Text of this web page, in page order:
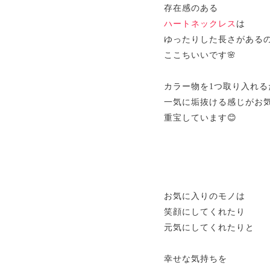
存在感のある
ハートネックレス は
ゆったりした長さがある
ここちいいです🌸
カラー物を1つ取り入れる
一気に垢抜ける感じがお
重宝しています😊
お気に入りのモノは
笑顔にしてくれたり
元気にしてくれたりと
幸せな気持ちを